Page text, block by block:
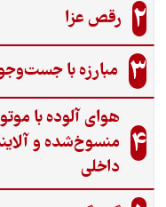
2 رقص عزا
3 مبارزه با
4
هوای آلوده با
منسوخ‌شده و
داخلی